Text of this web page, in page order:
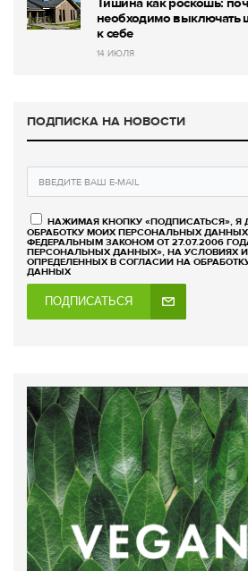
необходимо выключать
к себе
14 ИЮЛЯ
ПОДПИСКА НА НОВОСТИ
НАЖИМАЯ КНОПКУ «ПОДПИСАТЬСЯ», Я
ОБРАБОТКУ МОИХ ПЕРСОНАЛЬНЫХ
ФЕДЕРАЛЬНЫМ ЗАКОНОМ ОТ 27.07.2006
ПЕРСОНАЛЬНЫХ ДАННЫХ», НА УСЛОВИЯХ
ОПРЕДЕЛЕННЫХ В СОГЛАСИИ НА
ДАННЫХ
ПОДПИСАТЬСЯ